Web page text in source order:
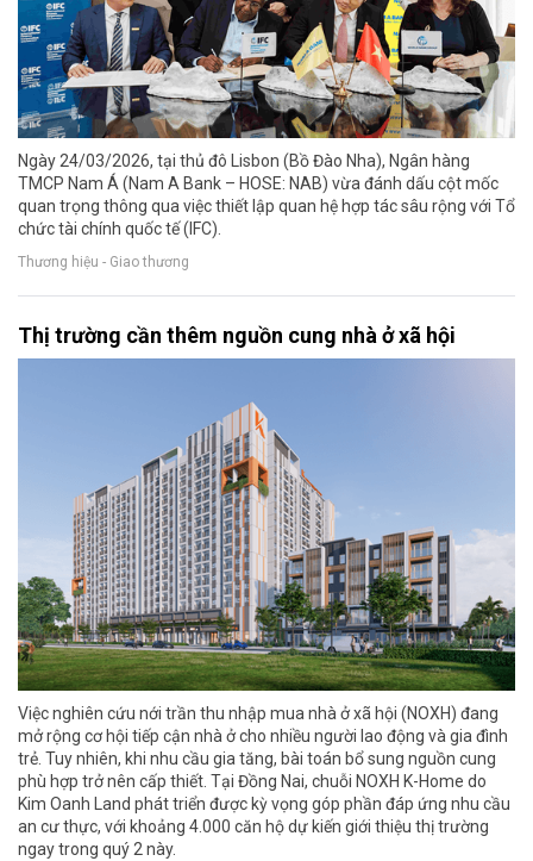
Ngày 24/03/2026, tại thủ đô Lisbon (Bồ Đào Nha), Ngân hàng
TMCP Nam Á (Nam A Bank – HOSE: NAB) vừa đánh dấu cột mốc
quan trọng thông qua việc thiết lập quan hệ hợp tác sâu rộng với Tổ
chức tài chính quốc tế (IFC).
Thương hiệu - Giao thương
Thị trường cần thêm nguồn cung nhà ở xã hội
Việc nghiên cứu nới trần thu nhập mua nhà ở xã hội (NOXH) đang
mở rộng cơ hội tiếp cận nhà ở cho nhiều người lao động và gia đình
trẻ. Tuy nhiên, khi nhu cầu gia tăng, bài toán bổ sung nguồn cung
phù hợp trở nên cấp thiết. Tại Đồng Nai, chuỗi NOXH K-Home do
Kim Oanh Land phát triển được kỳ vọng góp phần đáp ứng nhu cầu
an cư thực, với khoảng 4.000 căn hộ dự kiến giới thiệu thị trường
ngay trong quý 2 này.